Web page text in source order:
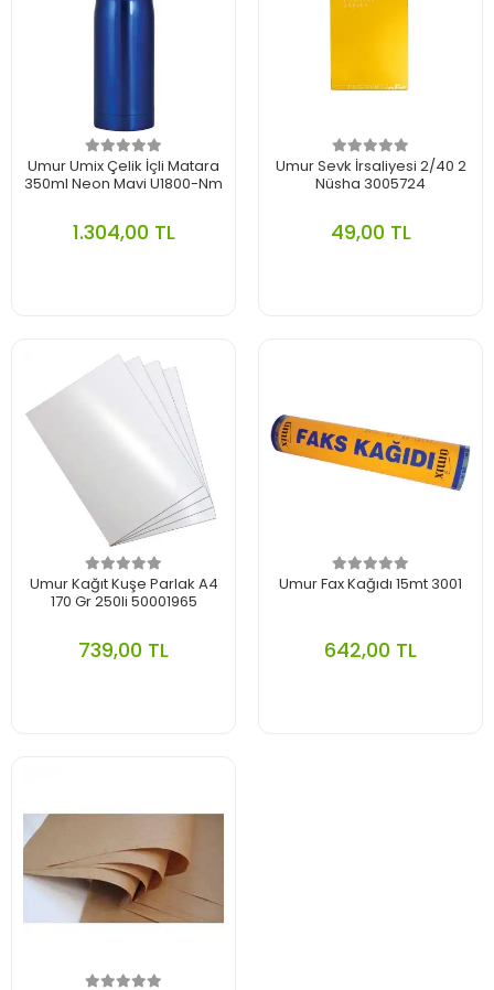
Umur Umix Çelik İçli Matara
350ml Neon Mavi U1800-Nm
1.304,00 TL
Umur Sevk İrsaliyesi 2/40 2
Nüsha 3005724
49,00 TL
Umur Kağıt Kuşe Parlak A4
170 Gr 250li 50001965
739,00 TL
Umur Fax Kağıdı 15mt 3001
642,00 TL